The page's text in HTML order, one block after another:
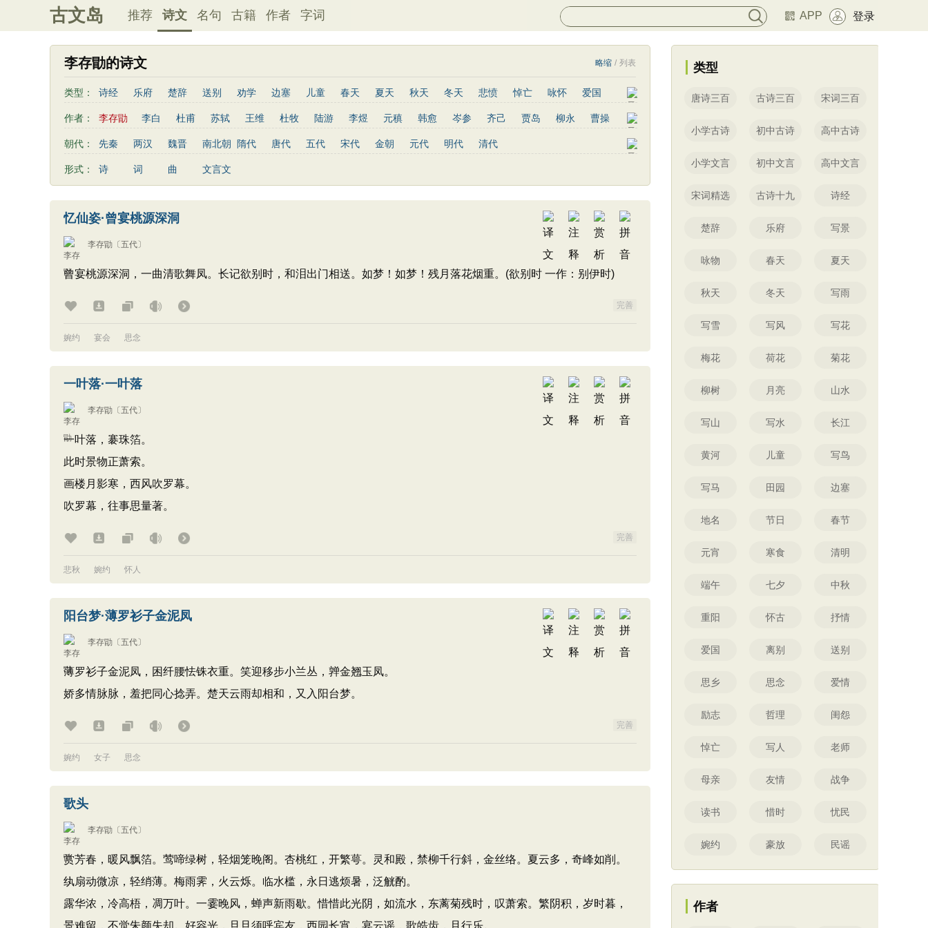
古文岛 推荐 诗文 名句 古籍 作者 字词 APP 登录
李存勖的诗文 列表
/
略缩
类型： 诗经 乐府 楚辞 送别 劝学 边塞 儿童 春天 夏天 秋天 冬天 悲愤 悼亡 咏怀
爱国
思乡
咏物 爱情 田园 民歌 民谣 山水 怀古 咏史 散文 闺怨 抒情 赞美 咏柳
读书
寒食节
清明节 端午节 七夕节
古诗十九首
作者： 李存勖 李白 杜甫 苏轼 王维 杜牧 陆游 李煜 元稹 韩愈 岑参 齐己 贾岛 柳永
曹操
李贺
曹植 张籍 孟郊 皎然 许浑 罗隐 贯休 韦庄 屈原 王勃 张祜
刘长卿
王昌龄 杨万里 诸葛亮 范仲淹 陆龟蒙 晏几道 周邦彦 杜荀鹤 吴文英 马致远
皮日休
左丘明
张九龄 纳兰性德
朝代： 先秦 两汉 魏晋 南北朝 隋代 唐代 五代 宋代 金朝 元代 明代 清代
形式： 诗 词 曲 文言文
忆仙姿·曾宴桃源深洞
李存勖 〔五代〕
曾宴桃源深洞，一曲清歌舞凤。长记欲别时，和泪出门相送。如梦！如梦！残月落花烟重。(欲别时 一作：别伊时)
完善
婉约 宴会 思念
一叶落·一叶落
李存勖 〔五代〕
一叶落，褰珠箔。
此时景物正萧索。
画楼月影寒，西风吹罗幕。
吹罗幕，往事思量著。
完善
悲秋 婉约 怀人
阳台梦·薄罗衫子金泥凤
李存勖 〔五代〕
薄罗衫子金泥凤，困纤腰怯铢衣重。笑迎移步小兰丛，亸金翘玉凤。
娇多情脉脉，羞把同心捻弄。楚天云雨却相和，又入阳台梦。
完善
婉约 女子 思念
歌头
李存勖 〔五代〕
赏芳春，暖风飘箔。莺啼绿树，轻烟笼晚阁。杏桃红，开繁萼。灵和殿，禁柳千行斜，金丝络。夏云多，奇峰如削。
纨扇动微凉，轻绡薄。梅雨霁，火云烁。临水槛，永日逃烦暑，泛觥酌。
露华浓，冷高梧，凋万叶。一霎晚风，蝉声新雨歇。惜惜此光阴，如流水，东蓠菊残时，叹萧索。繁阴积，岁时暮，
景难留，不觉朱颜失却。好容光，旦旦须呼宾友，西园长宵，宴云谣，歌皓齿，且行乐。
类型
唐诗三百 古诗三百 宋词三百
小学古诗 初中古诗 高中古诗
小学文言 初中文言 高中文言
宋词精选 古诗十九 诗经
楚辞 乐府 写景
咏物 春天 夏天
秋天 冬天 写雨
写雪 写风 写花
梅花 荷花 菊花
柳树 月亮 山水
写山 写水 长江
黄河 儿童 写鸟
写马 田园 边塞
地名 节日 春节
元宵 寒食 清明
端午 七夕 中秋
重阳 怀古 抒情
爱国 离别 送别
思乡 思念 爱情
励志 哲理 闺怨
悼亡 写人 老师
母亲 友情 战争
读书 惜时 忧民
婉约 豪放 民谣
作者